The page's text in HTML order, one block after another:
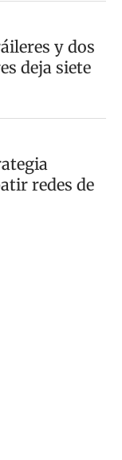
y dos
deja siete
redes de